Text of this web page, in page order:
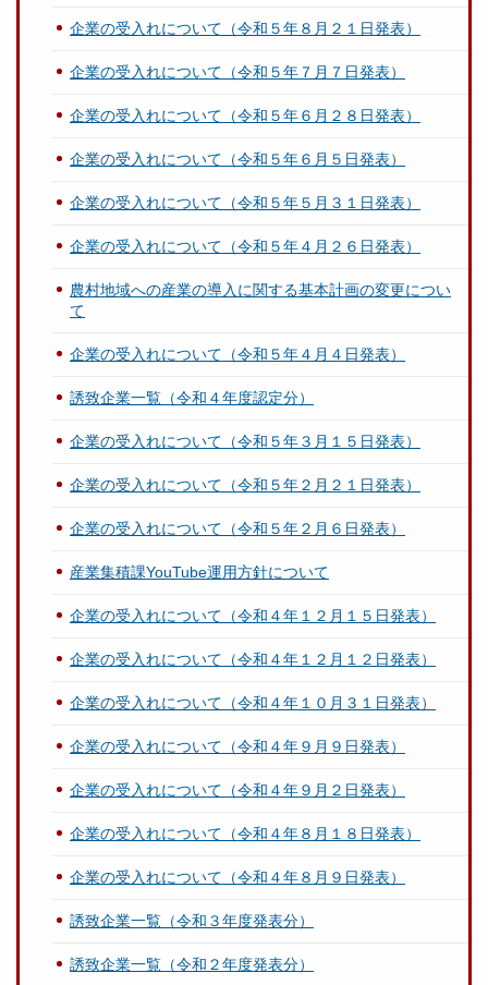
企業の受入れについて（令和５年８月２１日発表）
企業の受入れについて（令和５年７月７日発表）
企業の受入れについて（令和５年６月２８日発表）
企業の受入れについて（令和５年６月５日発表）
企業の受入れについて（令和５年５月３１日発表）
企業の受入れについて（令和５年４月２６日発表）
農村地域への産業の導入に関する基本計画の変更につい
て
企業の受入れについて（令和５年４月４日発表）
誘致企業一覧（令和４年度認定分）
企業の受入れについて（令和５年３月１５日発表）
企業の受入れについて（令和５年２月２１日発表）
企業の受入れについて（令和５年２月６日発表）
産業集積課YouTube運用方針について
企業の受入れについて（令和４年１２月１５日発表）
企業の受入れについて（令和４年１２月１２日発表）
企業の受入れについて（令和４年１０月３１日発表）
企業の受入れについて（令和４年９月９日発表）
企業の受入れについて（令和４年９月２日発表）
企業の受入れについて（令和４年８月１８日発表）
企業の受入れについて（令和４年８月９日発表）
誘致企業一覧（令和３年度発表分）
誘致企業一覧（令和２年度発表分）